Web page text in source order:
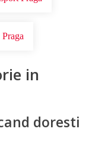
in
doresti